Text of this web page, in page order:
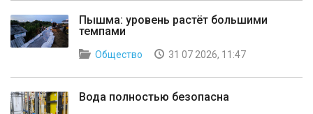
Пышма: уровень растёт большими
темпами
Общество 31 07 2026, 11:47
Вода полностью безопасна